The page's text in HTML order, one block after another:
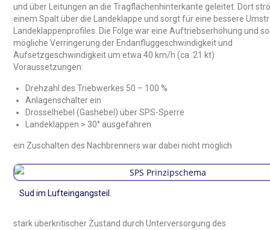
und über Leitungen an die Tragflächenhinterkante geleitet. Dort
einem Spalt über die Landeklappe und sorgt für eine bessere
Landeklappenprofiles. Die Folge war eine Auftriebserhöhung und
mögliche Verringerung der Endanfluggeschwindigkeit und
Aufsetzgeschwindigkeit um etwa 40 km/h (ca. 21 kt)
Voraussetzungen:
Drehzahl des Triebwerkes 50 – 100 %
Anlagenschalter ein
Drosselhebel (Gashebel) über SPS-Sperre
Landeklappen > 30° ausgefahren
ein Zuschalten des Nachbrenners war dabei nicht möglich
Sud im Lufteingangsteil.
stark überkritischer Zustand durch Unterversorgung des